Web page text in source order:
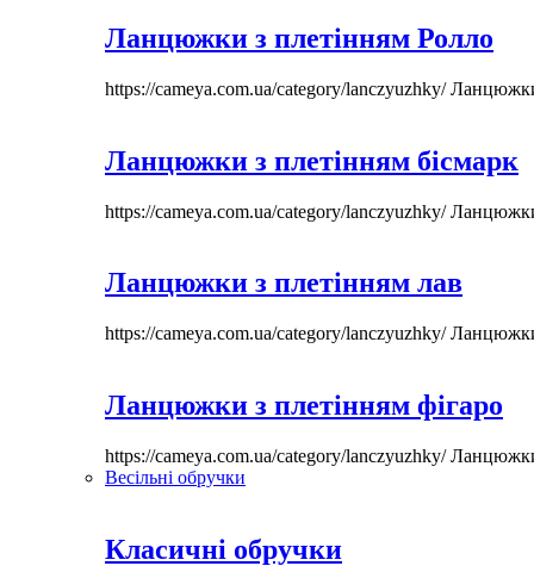
Ланцюжки з плетінням Ролло
https://cameya.com.ua/category/lanczyuzhky/
Ланцюжки з плетінням бісмарк
https://cameya.com.ua/category/lanczyuzhky/
Ланцюжки з плетінням лав
https://cameya.com.ua/category/lanczyuzhky/
Ланцюжки з плетінням фігаро
https://cameya.com.ua/category/lanczyuzhky/
Весільні обручки
Класичні обручки